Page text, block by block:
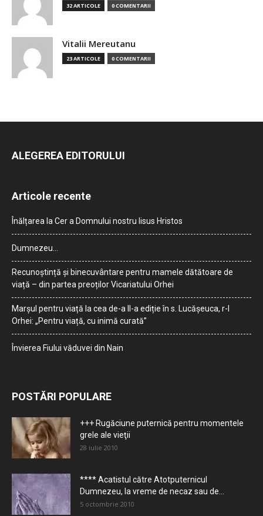
32 ARTICOLE 0 COMENTARII
Vitalii Mereutanu
23 ARTICOLE 0 COMENTARII
ALEGEREA EDITORULUI
Articole recente
Înălțarea la Cer a Domnului nostru Iisus Hristos
Dumnezeu…
Recunoștință și binecuvântare pentru mamele dătătoare de
viață – din partea preoților Vicariatului Orhei
Marșul pentru viață la cea de-a II-a ediție în s. Lucășeuca, r-l
Orhei: „Pentru viață, cu inimă curată”
Învierea Fiului văduvei din Nain
POSTĂRI POPULARE
+++ Rugăciune puternică pentru momentele
grele ale vieţii
28 iulie 2010
**** Acatistul către Atotputernicul
Dumnezeu, la vreme de necaz sau de...
5 octombrie 2010